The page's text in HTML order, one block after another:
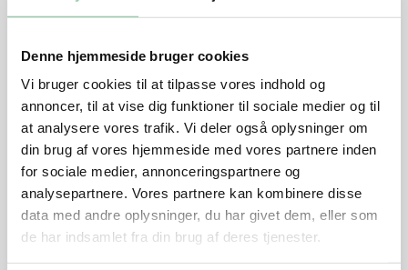
Denne hjemmeside bruger cookies
Vi bruger cookies til at tilpasse vores indhold og
annoncer, til at vise dig funktioner til sociale medier og til
at analysere vores trafik. Vi deler også oplysninger om
din brug af vores hjemmeside med vores partnere inden
for sociale medier, annonceringspartnere og
analysepartnere. Vores partnere kan kombinere disse
data med andre oplysninger, du har givet dem, eller som
de har indsamlet fra din brug af deres tjenester.
Det tager ca. 30 minutter for ½-1 cm tykke skiver.
Læg skiverne på køkkenrulle i cirka 1 minut.
Stegt flæsk i ovn
Dup skiverne tørre med køkkenrulle. Krydr kødet
med salt og peber.
Læg skiverne på risten i en bradepande.
Sæt bradepanden øverst i en kold ovn.
Tænd ovnen på 225 grader og steg til skiverne er